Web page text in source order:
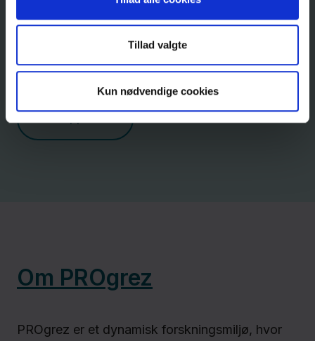
Tillad valgte
Kun nødvendige cookies
sociale medier, i tv og i aviser.
Presse og Kommunikation
Om PROgrez
PROgrez er et dynamisk forskningsmiljø, hvor